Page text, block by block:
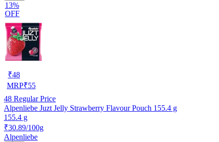
13%
OFF
₹48
MRP₹55
48 Regular Price
Alpenliebe Juzt Jelly Strawberry Flavour Pouch 155.4 g
155.4 g
₹30.89/100g
Alpenliebe